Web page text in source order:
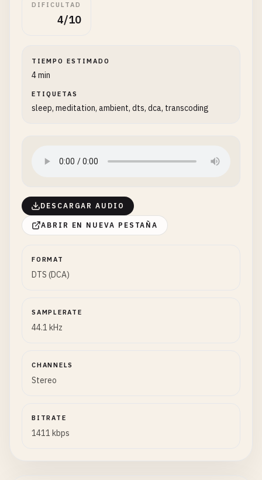
DIFICULTAD
4/10
TIEMPO ESTIMADO
4 min
ETIQUETAS
sleep, meditation, ambient, dts, dca, transcoding
DESCARGAR AUDIO
ABRIR EN NUEVA PESTAÑA
FORMAT
DTS (DCA)
SAMPLERATE
44.1 kHz
CHANNELS
Stereo
BITRATE
1411 kbps